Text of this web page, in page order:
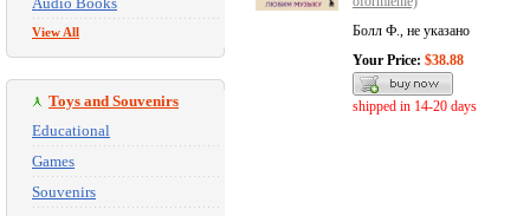
View All
Toys and Souvenirs
Educational
Games
Souvenirs
Болл Ф., не указано
Your Price: $38.88
shipped in 14-20 days